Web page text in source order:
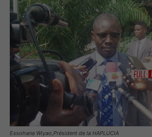
Essohana Wiyao,Président de la HAPLUCIA